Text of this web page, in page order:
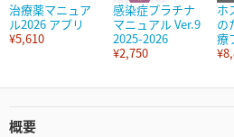
治療薬マニュア
ル2026 アプリ
¥5,610
感染症プラチナ
マニュアル Ver.9
2025-2026
¥2,750
ホ
の
療
概要